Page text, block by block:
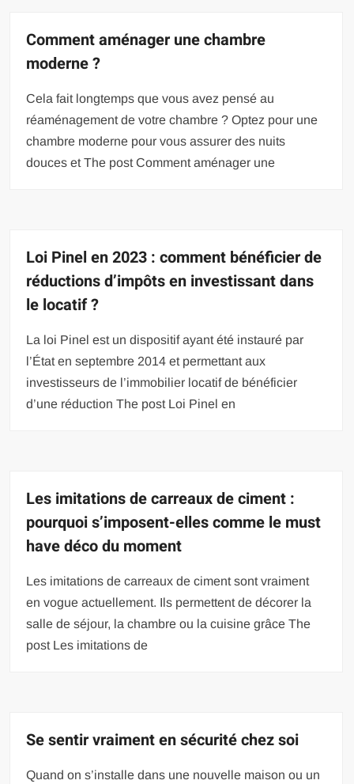
Comment aménager une chambre
moderne ?
Cela fait longtemps que vous avez pensé au
réaménagement de votre chambre ? Optez pour une
chambre moderne pour vous assurer des nuits
douces et The post Comment aménager une
Loi Pinel en 2023 : comment bénéficier de
réductions d’impôts en investissant dans
le locatif ?
La loi Pinel est un dispositif ayant été instauré par
l’État en septembre 2014 et permettant aux
investisseurs de l’immobilier locatif de bénéficier
d’une réduction The post Loi Pinel en
Les imitations de carreaux de ciment :
pourquoi s’imposent-elles comme le must
have déco du moment
Les imitations de carreaux de ciment sont vraiment
en vogue actuellement. Ils permettent de décorer la
salle de séjour, la chambre ou la cuisine grâce The
post Les imitations de
Se sentir vraiment en sécurité chez soi
Quand on s’installe dans une nouvelle maison ou un